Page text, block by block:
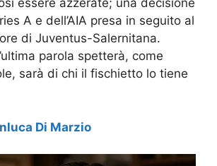
essere azzerate; una decisione
A e dell’AIA presa in seguito al
di Juventus-Salernitana.
parola spetterà, come
sarà di chi il fischietto lo tiene
Di Marzio